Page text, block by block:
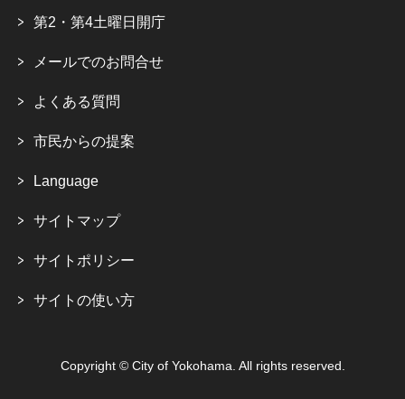
第2・第4土曜日開庁
メールでのお問合せ
よくある質問
市民からの提案
Language
サイトマップ
サイトポリシー
サイトの使い方
Copyright © City of Yokohama. All rights reserved.